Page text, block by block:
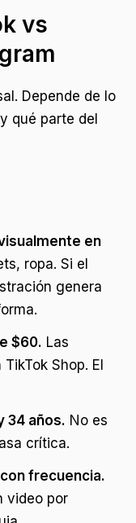
vs
Depende de lo
qué parte del
en
ropa. Si el
genera
$60. Las
Shop. El
34 años. No es
crítica.
frecuencia.
video por